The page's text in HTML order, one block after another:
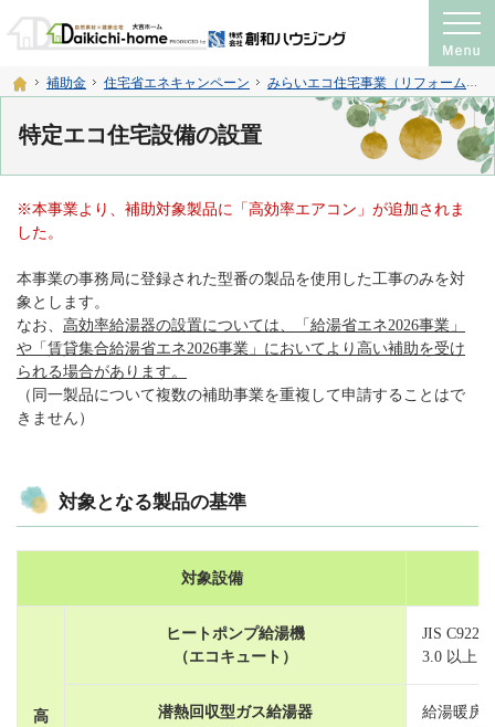
ホーム
補助金 住宅省エネキャンペーン みらいエコ住宅事業（リフォーム）
特定エコ住宅設備の設置
プロの目線からご提案。注文住宅・新築戸建て・リフォームを手がける工務店なら
神奈川県横須賀市・宮城県仙台市の注文住宅・新築戸建て・リフォームを手がけ
※本事業より、補助対象製品に「高効率エアコン」が追加されま
した。
本事業の事務局に登録された型番の製品を使用した工事のみを対
象とします。
なお、 高効率給湯器の設置については、「給湯省エネ2026事業」
や「賃貸集合給湯省エネ2026事業」においてより高い補助を受け
られる場合があります。
（同一製品について複数の補助事業を重複して申請することはで
きません）
対象となる製品の基準
対象設備
高
ヒートポンプ給湯機
（エコキュート）
JIS
3.0 以上
潜熱回収型ガス給湯器
給湯暖房